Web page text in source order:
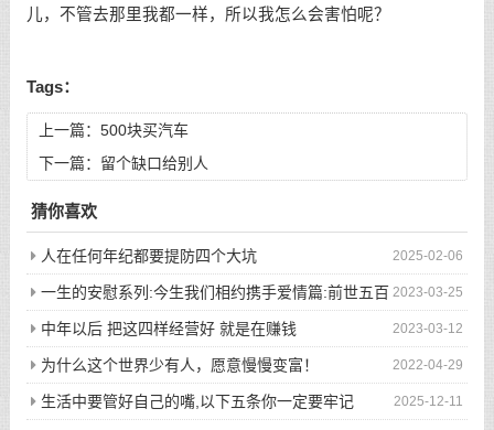
儿，不管去那里我都一样，所以我怎么会害怕呢？
Tags：
上一篇： 500块买汽车
下一篇： 留个缺口给别人
猜你喜欢
2025-02-06
人在任何年纪都要提防四个大坑
2023-03-25
一生的安慰系列:今生我们相约携手爱情篇:前世五百
次的回眸才换来今生的相遇
2023-03-12
中年以后 把这四样经营好 就是在赚钱
2022-04-29
为什么这个世界少有人，愿意慢慢变富！
2025-12-11
生活中要管好自己的嘴,以下五条你一定要牢记